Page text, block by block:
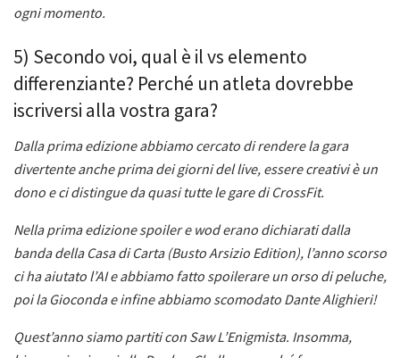
ogni momento.
5) Secondo voi, qual è il vs elemento
differenziante? Perché un atleta dovrebbe
iscriversi alla vostra gara?
Dalla prima edizione abbiamo cercato di rendere la gara
divertente anche prima dei giorni del live, essere creativi è un
dono e ci distingue da quasi tutte le gare di CrossFit.
Nella prima edizione spoiler e wod erano dichiarati dalla
banda della Casa di Carta (Busto Arsizio Edition), l’anno scorso
ci ha aiutato l’AI e abbiamo fatto spoilerare un orso di peluche,
poi la Gioconda e infine abbiamo scomodato Dante Alighieri!
Quest’anno siamo partiti con Saw L’Enigmista. Insomma,